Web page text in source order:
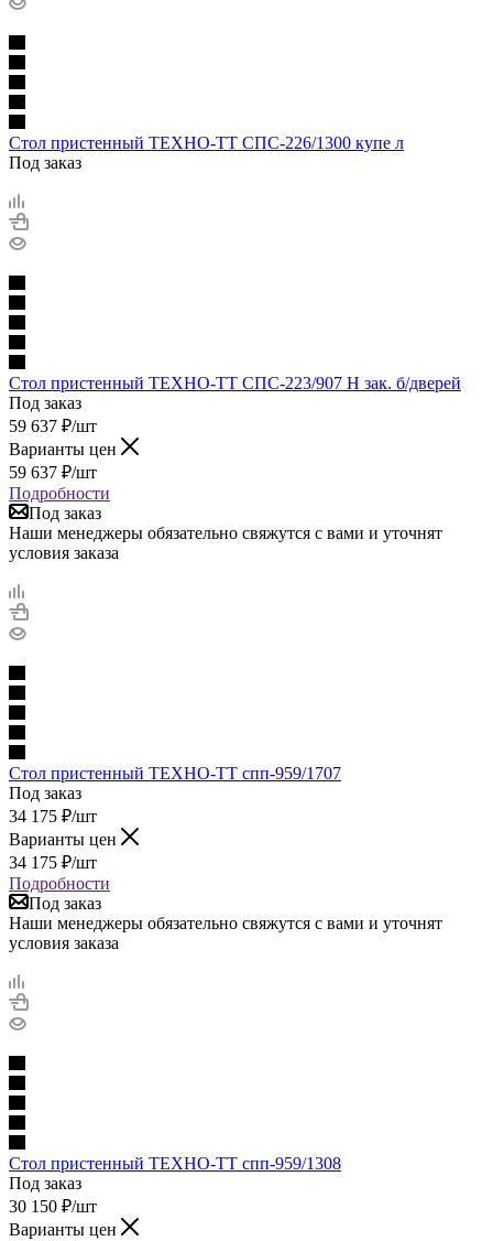
Стол пристенный ТЕХНО-ТТ СПС-226/1300 купе л
Под заказ
Стол пристенный ТЕХНО-ТТ СПС-223/907 Н зак. б/дверей
Под заказ
59 637 ₽/шт
Варианты цен
59 637 ₽/шт
Подробности
Под заказ
Наши менеджеры обязательно свяжутся с вами и уточнят
условия заказа
Стол пристенный ТЕХНО-ТТ спп-959/1707
Под заказ
34 175 ₽/шт
Варианты цен
34 175 ₽/шт
Подробности
Под заказ
Наши менеджеры обязательно свяжутся с вами и уточнят
условия заказа
Стол пристенный ТЕХНО-ТТ спп-959/1308
Под заказ
30 150 ₽/шт
Варианты цен